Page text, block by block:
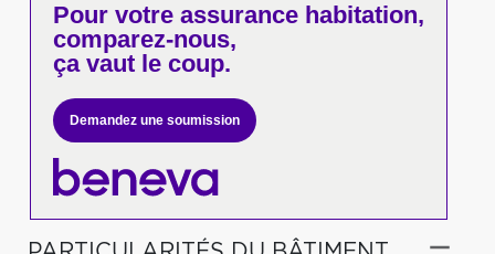
Pour votreassurance habitation,
comparez-nous,
ça vaut le coup.
Demandez une soumission